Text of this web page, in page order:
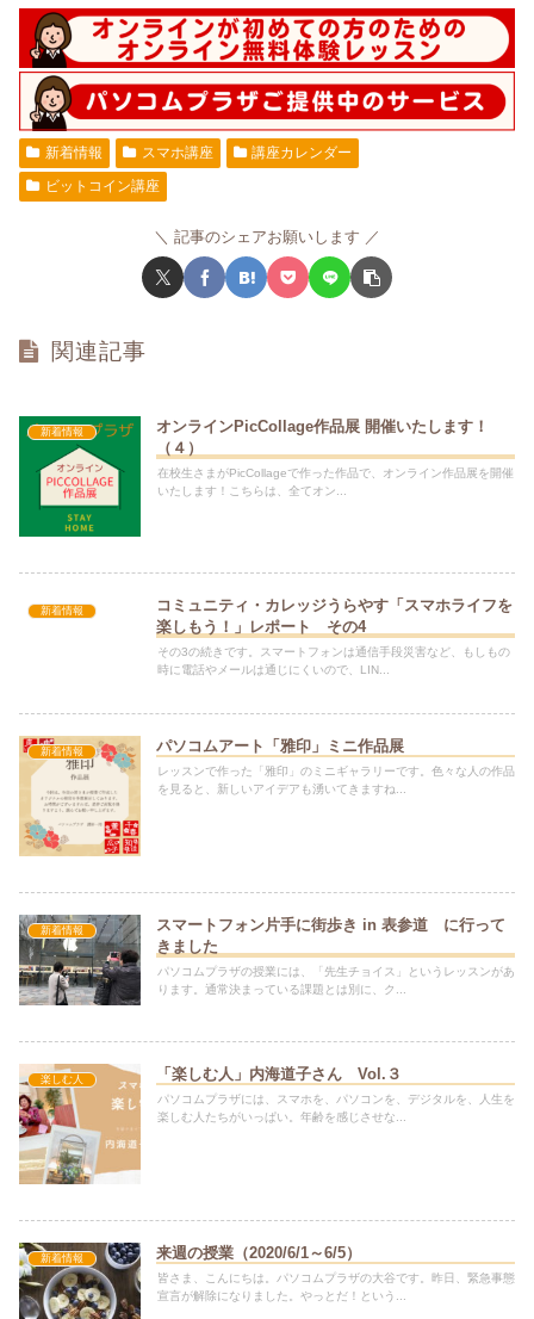
新着情報 スマホ講座
講座カレンダー
ビットコイン講座
記事のシェアお願いします
関連記事
新着情報
オンラインPicCollage作品展 開催いたします！
（４）
在校生さまがPicCollageで作った作品で、オンライン作品展を開催
いたします！こちらは、全てオン...
新着情報
コミュニティ・カレッジうらやす「スマホライフを
楽しもう！」レポート その4
その3の続きです。スマートフォンは通信手段災害など、もしもの
時に電話やメールは通じにくいので、LIN...
新着情報 パソコムアート「雅印」ミニ作品展
レッスンで作った「雅印」のミニギャラリーです。色々な人の作品
を見ると、新しいアイデアも湧いてきますね...
新着情報
スマートフォン片手に街歩き in 表参道 に行って
きました
パソコムプラザの授業には、「先生チョイス」というレッスンがあ
ります。通常決まっている課題とは別に、ク...
楽しむ人 「楽しむ人」内海道子さん Vol.３
パソコムプラザには、スマホを、パソコンを、デジタルを、人生を
楽しむ人たちがいっぱい。年齢を感じさせな...
新着情報 来週の授業（2020/6/1～6/5）
皆さま、こんにちは。パソコムプラザの大谷です。昨日、緊急事態
宣言が解除になりました。やっとだ！という...